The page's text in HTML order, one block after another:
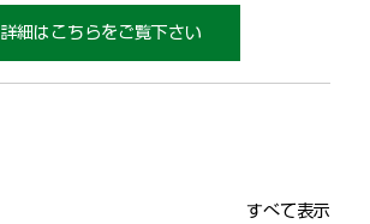
詳細はこちらをご覧下さい
すべて表示